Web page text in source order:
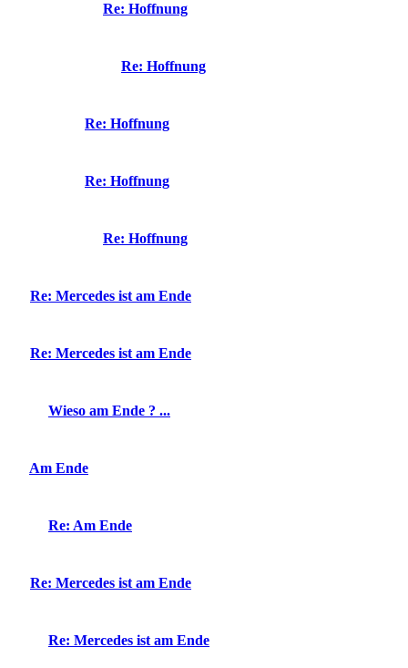
Re: Hoffnung
Re: Hoffnung
Re: Hoffnung
Re: Hoffnung
Re: Hoffnung
Re: Mercedes ist am Ende
Re: Mercedes ist am Ende
Wieso am Ende ? ...
Am Ende
Re: Am Ende
Re: Mercedes ist am Ende
Re: Mercedes ist am Ende